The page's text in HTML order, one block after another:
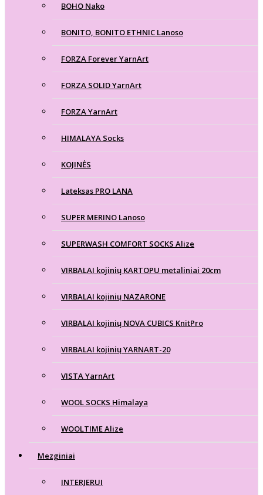
BOHO Nako
BONITO, BONITO ETHNIC Lanoso
FORZA Forever YarnArt
FORZA SOLID YarnArt
FORZA YarnArt
HIMALAYA Socks
KOJINĖS
Lateksas PRO LANA
SUPER MERINO Lanoso
SUPERWASH COMFORT SOCKS Alize
VIRBALAI kojinių KARTOPU metaliniai 20cm
VIRBALAI kojinių NAZARONE
VIRBALAI kojinių NOVA CUBICS KnitPro
VIRBALAI kojinių YARNART-20
VISTA YarnArt
WOOL SOCKS Himalaya
WOOLTIME Alize
Mezginiai
INTERJERUI